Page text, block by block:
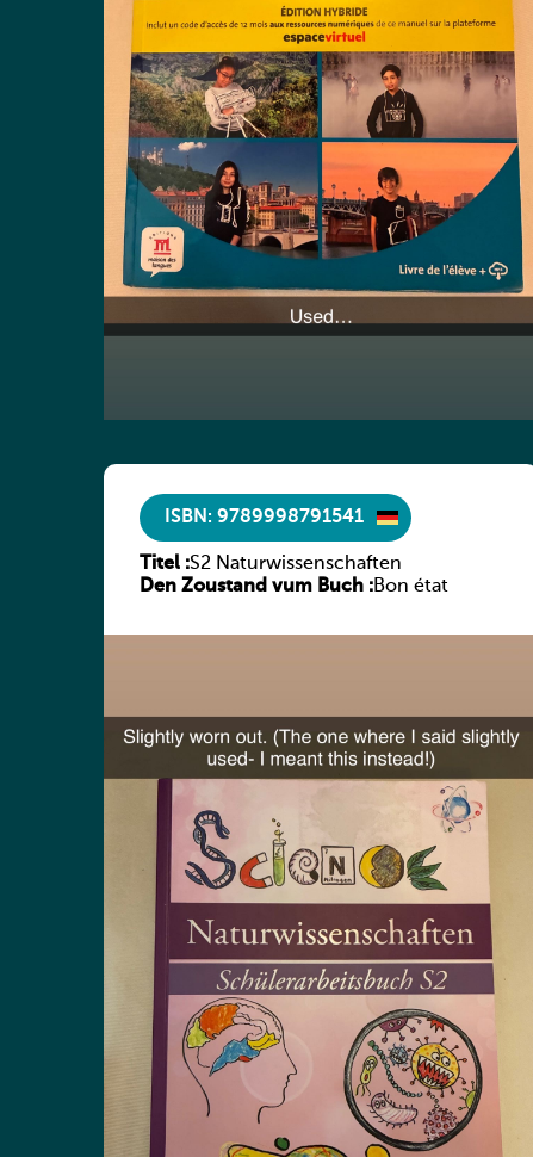
ISBN: 9789998791541
Titel :S2 Naturwissenschaften
Den Zoustand vum Buch :Bon état